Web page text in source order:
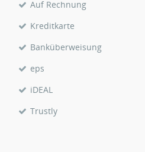
Auf Rechnung
Kreditkarte
Banküberweisung
eps
iDEAL
Trustly